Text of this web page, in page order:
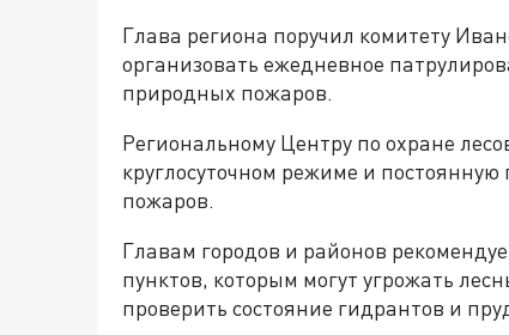
Глава региона поручил комитету
организовать ежедневное
природных пожаров.
Региональному Центру по охране
круглосуточном режиме и
пожаров.
Главам городов и районов
пунктов, которым могут угрожать
проверить состояние гидрантов и